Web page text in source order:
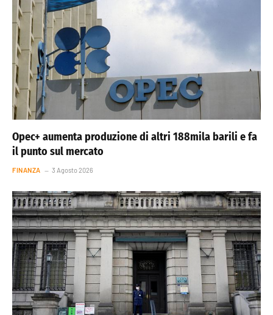
Opec+ aumenta produzione di altri 188mila barili e fa
il punto sul mercato
FINANZA 3 Agosto 2026